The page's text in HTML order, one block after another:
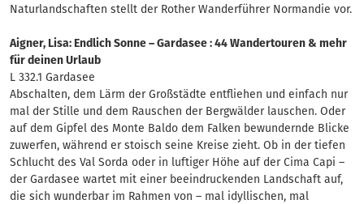
Naturlandschaften stellt der Rother Wanderführer Normandie vor.
Aigner, Lisa: Endlich Sonne – Gardasee : 44 Wandertouren & mehr
für deinen Urlaub
L 332.1 Gardasee
Abschalten, dem Lärm der Großstädte entfliehen und einfach nur
mal der Stille und dem Rauschen der Bergwälder lauschen. Oder
auf dem Gipfel des Monte Baldo dem Falken bewundernde Blicke
zuwerfen, während er stoisch seine Kreise zieht. Ob in der tiefen
Schlucht des Val Sorda oder in luftiger Höhe auf der Cima Capi –
der Gardasee wartet mit einer beeindruckenden Landschaft auf,
die sich wunderbar im Rahmen von – mal idyllischen, mal